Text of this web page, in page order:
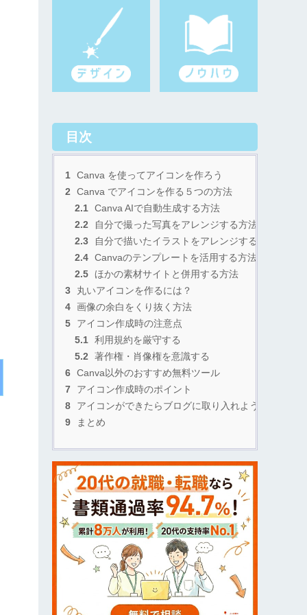
目次
1 Canva を使ってアイコンを作ろう
2
Canva でアイコンを作る５つの方法
2.1 Canva AIで自動生成する方法
2.2
自分で撮った写真をアレンジする方法
2.3
自分で描いたイラストをアレンジする方法
2.4 Canvaのテンプレートを活用する方法
2.5 ほかの素材サイトと併用する方法
3
丸いアイコンを作るには？
4 画像の余白をくり抜く方法
5
アイコン作成時の注意点
5.1 利用規約を厳守する
5.2
著作権・肖像権を意識する
6 Canva以外のおすすめ無料ツール
7
アイコン作成時のポイント
8
アイコンができたらブログに取り入れよう
9
まとめ